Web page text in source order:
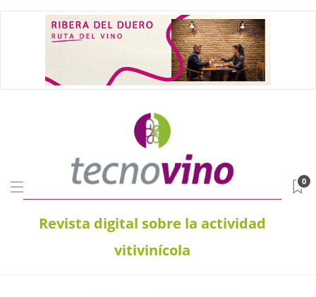
Revista digital sobre la actividad
vitivinícola
0